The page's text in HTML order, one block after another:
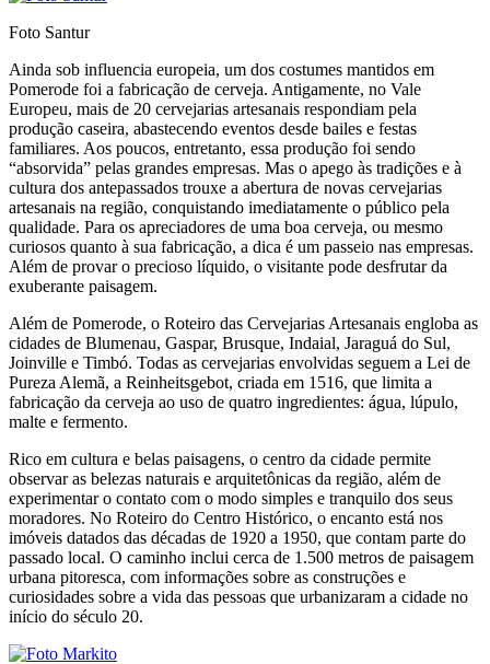
Foto Santur
Ainda sob influencia europeia, um dos costumes mantidos em
Pomerode foi a fabricação de cerveja. Antigamente, no Vale
Europeu, mais de 20 cervejarias artesanais respondiam pela
produção caseira, abastecendo eventos desde bailes e festas
familiares. Aos poucos, entretanto, essa produção foi sendo
“absorvida” pelas grandes empresas. Mas o apego às tradições e à
cultura dos antepassados trouxe a abertura de novas cervejarias
artesanais na região, conquistando imediatamente o público pela
qualidade. Para os apreciadores de uma boa cerveja, ou mesmo
curiosos quanto à sua fabricação, a dica é um passeio nas empresas.
Além de provar o precioso líquido, o visitante pode desfrutar da
exuberante paisagem.
Além de Pomerode, o Roteiro das Cervejarias Artesanais engloba as
cidades de Blumenau, Gaspar, Brusque, Indaial, Jaraguá do Sul,
Joinville e Timbó. Todas as cervejarias envolvidas seguem a Lei de
Pureza Alemã, a Reinheitsgebot, criada em 1516, que limita a
fabricação da cerveja ao uso de quatro ingredientes: água, lúpulo,
malte e fermento.
Rico em cultura e belas paisagens, o centro da cidade permite
observar as belezas naturais e arquitetônicas da região, além de
experimentar o contato com o modo simples e tranquilo dos seus
moradores. No Roteiro do Centro Histórico, o encanto está nos
imóveis datados das décadas de 1920 a 1950, que contam parte do
passado local. O caminho inclui cerca de 1.500 metros de paisagem
urbana pitoresca, com informações sobre as construções e
curiosidades sobre a vida das pessoas que urbanizaram a cidade no
início do século 20.